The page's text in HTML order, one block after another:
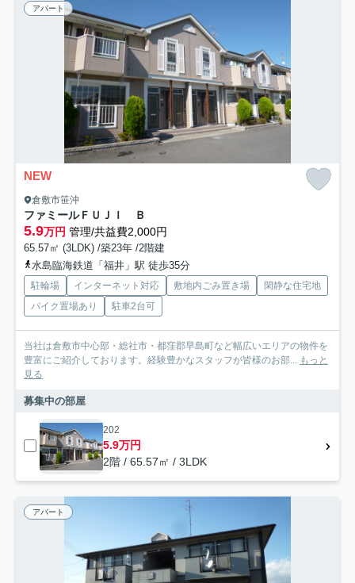
アパート
NEW
倉敷市笹沖
ファミールＦＵＪＩ Ｂ
5.9万円 管理/共益費2,000円
65.57㎡ (3LDK) /築23年 /2階建
水島臨海鉄道「福井」駅 徒歩35分
駐輪場 インターネット対応 敷地内ごみ置き場
閑静な住宅地
バイク置場あり
駐車2台可
当社は倉敷市中心部・総社市・都窪郡早島町など幅広いエリアの物件を
豊富にご紹介しております。経験豊かなスタッフが皆様のお部...
もっと
見る
募集中の部屋
202
5.9万円
2階 / 65.57㎡ / 3LDK
アパート